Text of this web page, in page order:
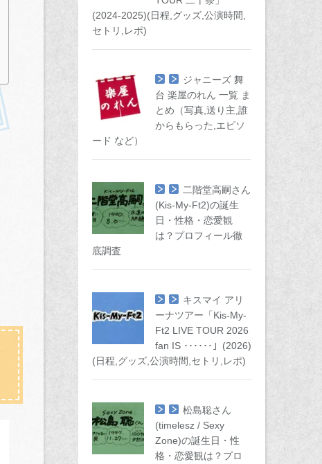
(2024-2025)(日程,グッズ,公演時間,
セトリ,レポ)
ジャニーズ 舞
台 楽屋のれん 一覧 ま
とめ（写真,送り主,誰
からもらった,エピソ
ード など）
二階堂高嗣さん
(Kis-My-Ft2)の誕生
日・性格・恋愛観
は？プロフィール徹
底調査
キスマイ アリ
ーナツアー「Kis-My-
Ft2 LIVE TOUR 2026
fan IS ･･････」(2026)
(日程,グッズ,公演時間,セトリ,レポ)
松島聡さん
(timelesz / Sexy
Zone)の誕生日・性
格・恋愛観は？プロ